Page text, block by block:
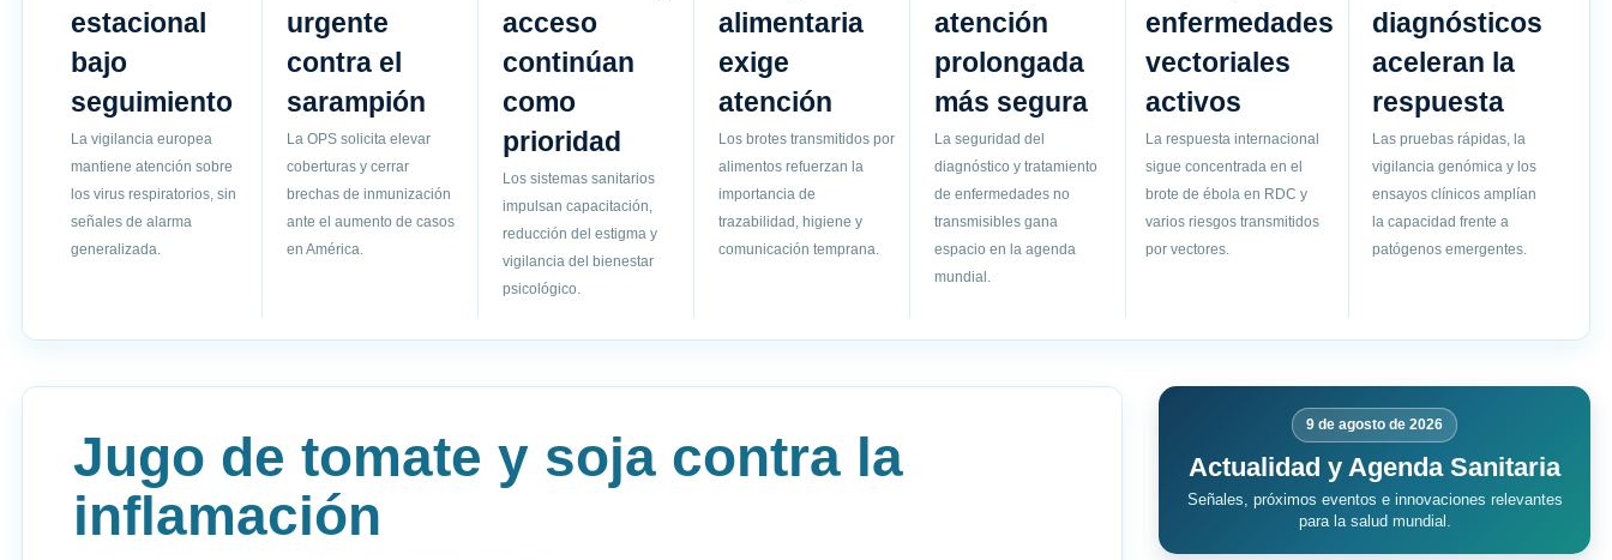
estacional
bajo
seguimiento
La vigilancia europea
mantiene atención sobre
los virus respiratorios, sin
señales de alarma
generalizada.
urgente
contra el
sarampión
La OPS solicita elevar
coberturas y cerrar
brechas de inmunización
ante el aumento de casos
en América.
acceso
continúan
como
prioridad
Los sistemas sanitarios
impulsan capacitación,
reducción del estigma y
vigilancia del bienestar
psicológico.
alimentaria
exige
atención
Los brotes transmitidos por
alimentos refuerzan la
importancia de
trazabilidad, higiene y
comunicación temprana.
atención
prolongada
más segura
La seguridad del
diagnóstico y tratamiento
de enfermedades no
transmisibles gana
espacio en la agenda
mundial.
enfermedades
vectoriales
activos
La respuesta internacional
sigue concentrada en el
brote de ébola en RDC y
varios riesgos transmitidos
por vectores.
diagnósticos
aceleran la
respuesta
Las pruebas rápidas, la
vigilancia genómica y los
ensayos clínicos amplían
la capacidad frente a
patógenos emergentes.
Jugo de tomate y soja contra la
inflamación
9 de agosto de 2026
Actualidad y Agenda Sanitaria
Señales, próximos eventos e innovaciones relevantes
para la salud mundial.